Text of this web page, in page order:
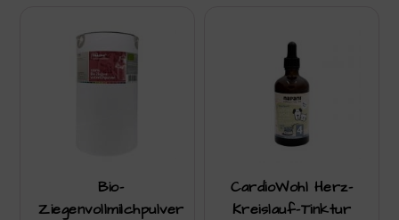
Bio-
Ziegenvollmilchpulver
CardioWohl Herz-
Kreislauf-Tinktur